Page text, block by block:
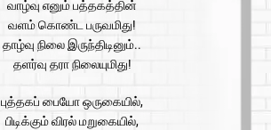
வாழ்வு எனும் பத்தகத்தின்
வளம் கொண்ட பருவமிது!
தாழ்வு நிலை இருந்திடினும்..
தளர்வு தரா நிலையுமிது!
புத்தகப் பையோ ஒருகையில்,
பிடிக்கும் விரல் மறுகையில்,